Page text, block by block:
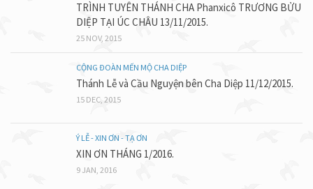
TRÌNH TUYÊN THÁNH CHA Phanxicô TRƯƠNG BỬU
DIỆP TẠI ÚC CHÂU 13/11/2015.
25 NOV, 2015
CỘNG ĐOÀN MẾN MỘ CHA DIỆP
Thánh Lễ và Cầu Nguyện bên Cha Diệp 11/12/2015.
15 DEC, 2015
Ý LỄ - XIN ƠN - TẠ ƠN
XIN ƠN THÁNG 1/2016.
9 JAN, 2016